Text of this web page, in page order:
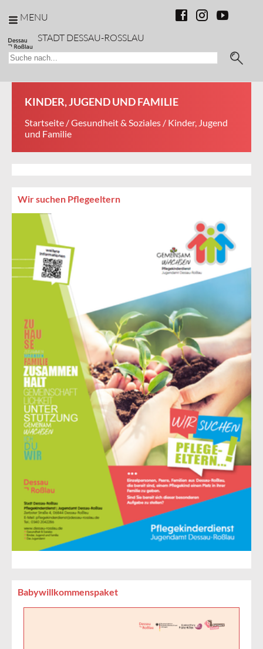
MENU
STADT DESSAU-ROSSLAU
KINDER, JUGEND UND FAMILIE
Startseite /Gesundheit & Soziales / Kinder, Jugend
und Familie
Wir suchen Pflegeeltern
Babywillkommenspaket